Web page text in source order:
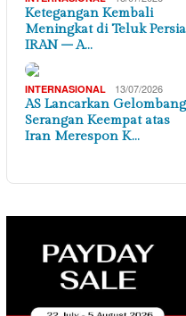
Ketegangan Kembali
Meningkat di Teluk
IRAN – A…
INTERNASIONAL 13/07/2026
AS Lancarkan Gelombang
Serangan Keempat atas
Iran Merespon K…